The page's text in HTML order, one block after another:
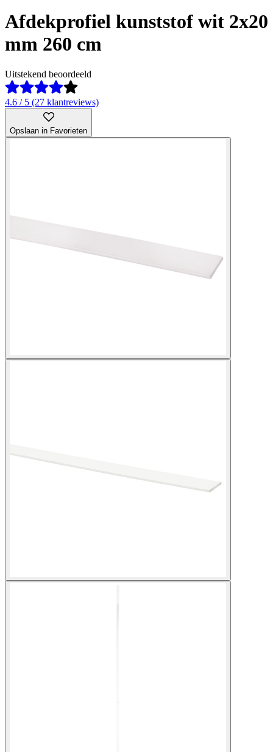
Afdekprofiel kunststof wit 2x20
mm 260 cm
Uitstekend beoordeeld
4.6 / 5 (27 klantreviews)
Opslaan in Favorieten